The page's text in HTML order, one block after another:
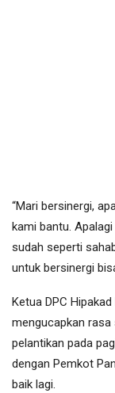
“Mari bersinergi,
kami bantu.
sudah seperti
untuk bersinergi
Ketua DPC
mengucapkan
pelantikan pada
dengan Pemkot
baik lagi.